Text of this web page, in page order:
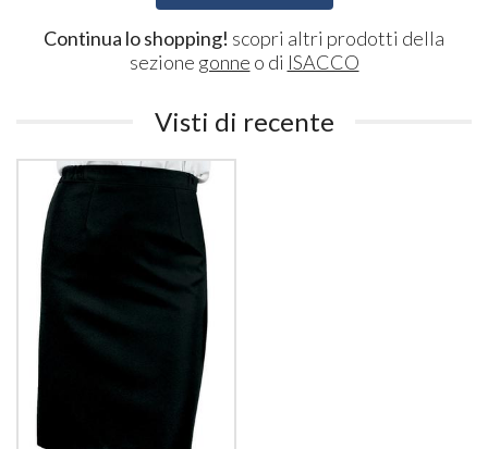
Continua lo shopping! scopri altri prodotti della
sezione gonne o di ISACCO
Visti di recente